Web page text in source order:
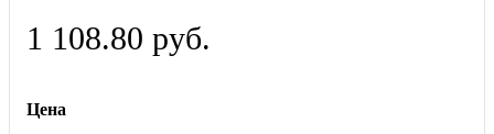
1 108.80 руб.
Цена